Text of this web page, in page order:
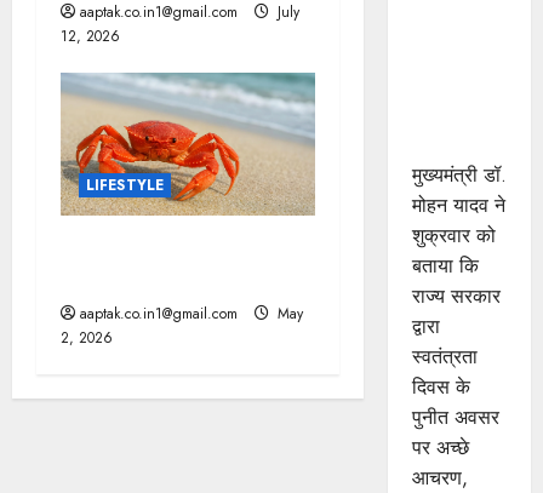
aaptak.co.in1@gmail.com
July
12, 2026
LIFESTYLE
aaptak.co.in1@gmail.com
May
2, 2026
मुख्यमंत्री डॉ.
मोहन यादव ने
शुक्रवार को
बताया कि
राज्य सरकार
द्वारा
स्वतंत्रता
दिवस के
पुनीत अवसर
पर अच्छे
आचरण,